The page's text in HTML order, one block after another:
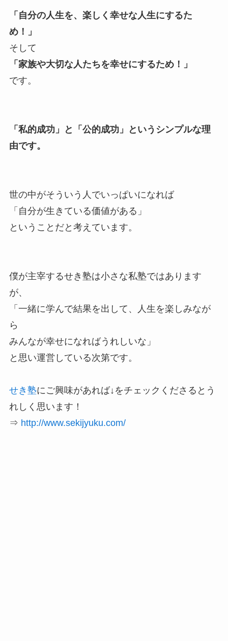
「自分の人生を、楽しく幸せな人生にするた
め！」
そして
「家族や大切な人たちを幸せにするため！」
です。
「私的成功」と「公的成功」というシンプルな理
由です。
世の中がそういう人でいっぱいになれば
「自分が生きている価値がある」
ということだと考えています。
僕が主宰するせき塾は小さな私塾ではあります
が、
「一緒に学んで結果を出して、人生を楽しみなが
ら
みんなが幸せになればうれしいな」
と思い運営している次第です。
せき塾にご興味があれば↓をチェックくださるとう
れしく思います！
⇒ http://www.sekijyuku.com/